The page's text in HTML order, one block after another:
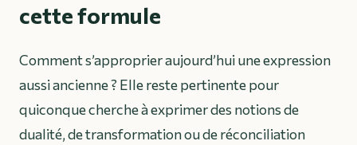
cette formule
Comment s’approprier aujourd’hui une expression
aussi ancienne ? Elle reste pertinente pour
quiconque cherche à exprimer des notions de
dualité, de transformation ou de réconciliation